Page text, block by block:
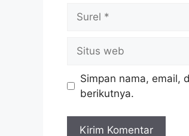
web
Simpan nama, email,
berikutnya.